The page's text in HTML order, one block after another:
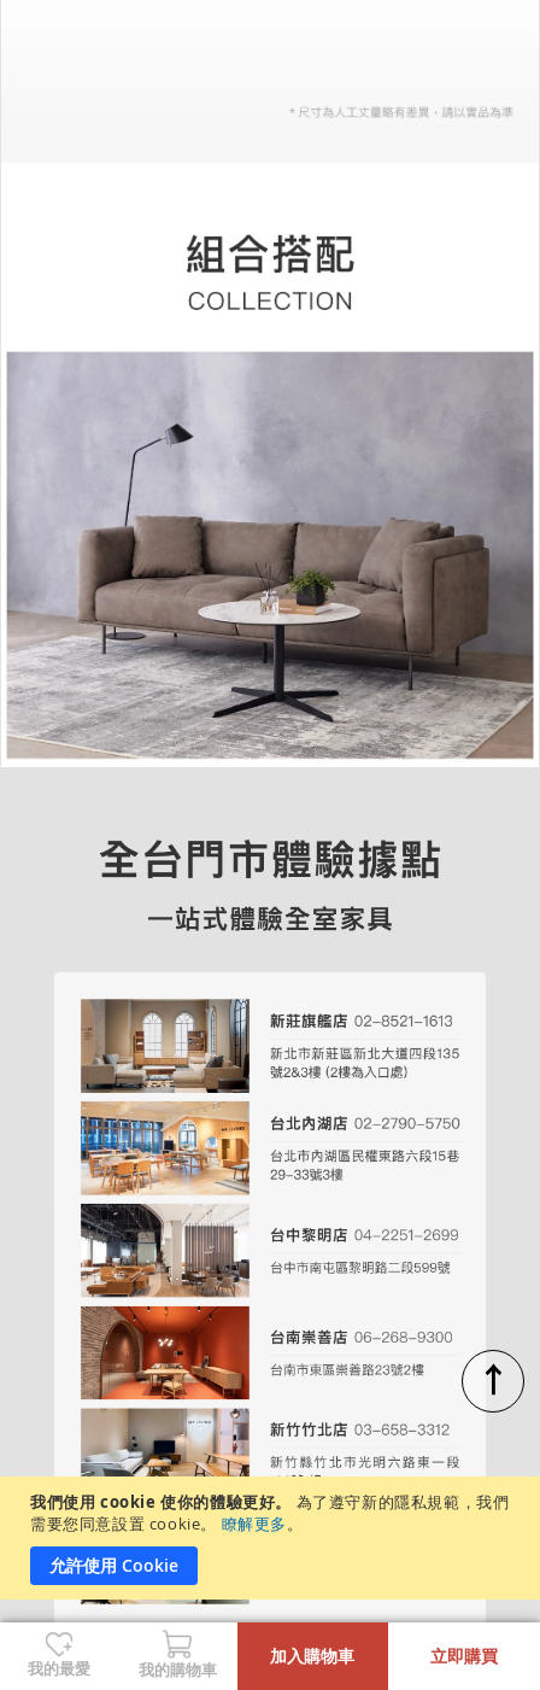
我們使用 cookie 使你的體驗更好。
為了遵守新的隱私規範，我們
需要您同意設置 cookie。
瞭解更多。
允許使用 Cookie
↑
我的最愛 我的購物車
加入購物車 立即購買
+
-